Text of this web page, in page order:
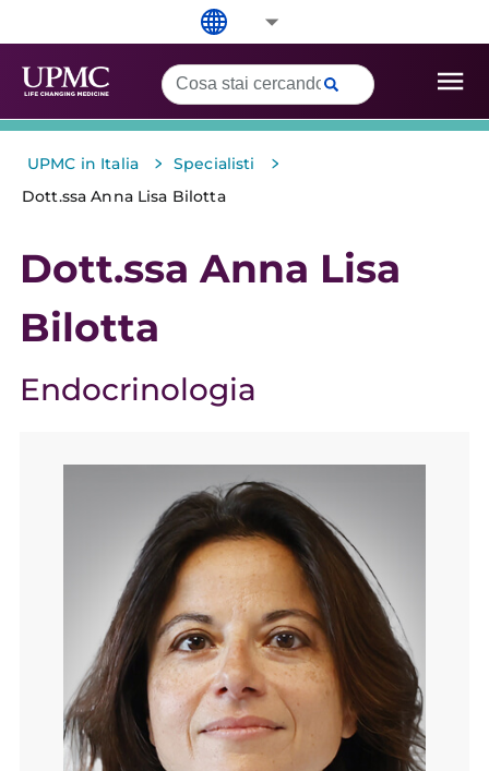
UPMC in Italia > Specialisti >
Dott.ssa Anna Lisa Bilotta
Dott.ssa Anna Lisa
Bilotta
Endocrinologia